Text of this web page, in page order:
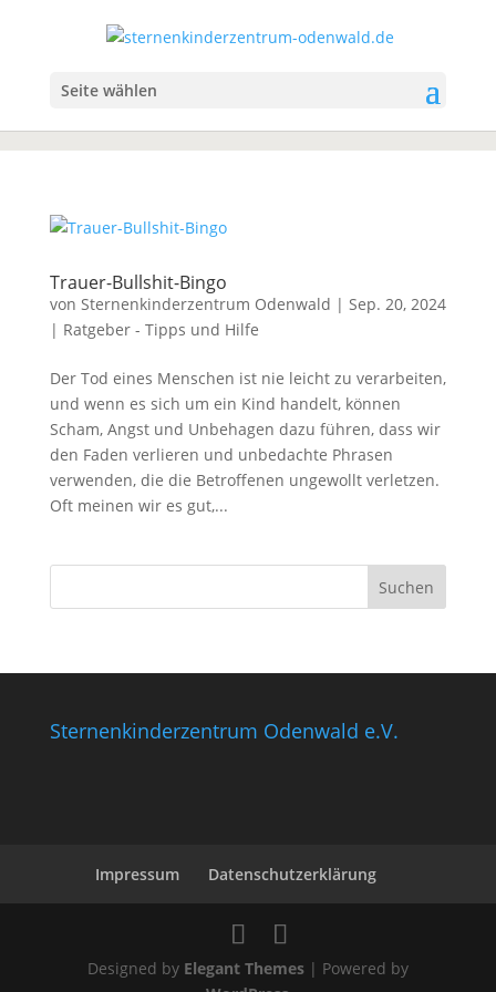
Seite wählen
Trauer-Bullshit-Bingo
von Sternenkinderzentrum Odenwald | Sep. 20, 2024
| Ratgeber - Tipps und Hilfe
Der Tod eines Menschen ist nie leicht zu verarbeiten,
und wenn es sich um ein Kind handelt, können
Scham, Angst und Unbehagen dazu führen, dass wir
den Faden verlieren und unbedachte Phrasen
verwenden, die die Betroffenen ungewollt verletzen.
Oft meinen wir es gut,...
Sternenkinderzentrum Odenwald e.V.
Impressum Datenschutzerklärung
Designed by Elegant Themes| Powered by